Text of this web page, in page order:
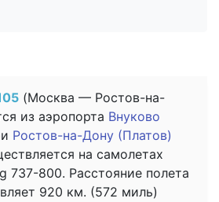
(Москва — Ростов-на-
из аэропорта Внуково
Ростов-на-Дону (Платов)
на самолетах
737-800. Расстояние полета
920 км. (572 миль)